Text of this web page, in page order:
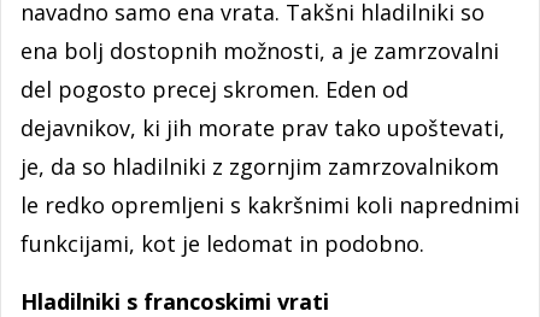
navadno samo ena vrata. Takšni hladilniki so
ena bolj dostopnih možnosti, a je zamrzovalni
del pogosto precej skromen. Eden od
dejavnikov, ki jih morate prav tako upoštevati,
je, da so hladilniki z zgornjim zamrzovalnikom
le redko opremljeni s kakršnimi koli naprednimi
funkcijami, kot je ledomat in podobno.
Hladilniki s francoskimi vrati